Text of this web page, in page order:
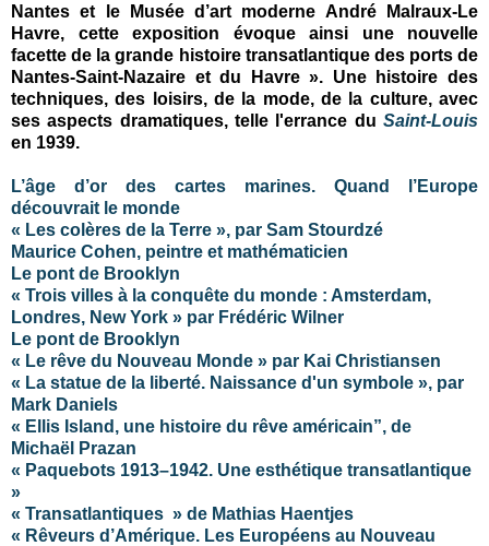
Nantes et le Musée d’art moderne André Malraux-Le
Havre, cette exposition évoque ainsi une nouvelle
facette de la grande histoire transatlantique des ports de
Nantes-Saint-Nazaire et du Havre ». Une histoire des
techniques, des loisirs, de la mode, de la culture, avec
ses aspects dramatiques, telle l'errance du Saint-Louis
en 1939.
L’âge d’or des cartes marines. Quand l’Europe
découvrait le monde
« Les colères de la Terre », par Sam Stourdzé
Maurice Cohen, peintre et mathématicien
Le pont de Brooklyn
« Trois villes à la conquête du monde : Amsterdam,
Londres, New York » par Frédéric Wilner
Le pont de Brooklyn
« Le rêve du Nouveau Monde » par Kai Christiansen
« La statue de la liberté. Naissance d'un symbole », par
Mark Daniels
« Ellis Island, une histoire du rêve américain”, de
Michaël Prazan
« Paquebots 1913–1942. Une esthétique transatlantique
»
« Transatlantiques » de Mathias Haentjes
« Rêveurs d’Amérique. Les Européens au Nouveau